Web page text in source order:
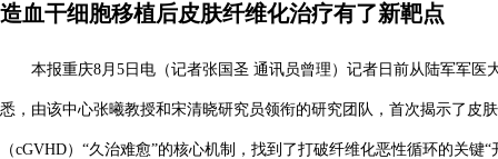
造血干细胞移植后皮肤纤维化治疗有了新靶点
本报重庆8月5日电（记者张国圣 通讯员曾理）记者日前从陆军军医
悉，由该中心张曦教授和宋清晓研究员领衔的研究团队，首次揭示了皮
（cGVHD）“久治难愈”的核心机制，找到了打破纤维化恶性循环的关键